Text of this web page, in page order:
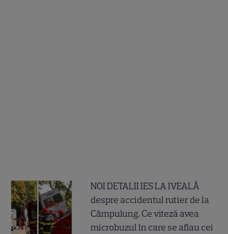
NOI DETALII IES LA IVEALĂ
despre accidentul rutier de la
Câmpulung. Ce viteză avea
microbuzul în care se aflau cei